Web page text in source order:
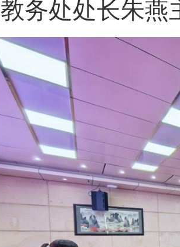
教务处处长朱燕